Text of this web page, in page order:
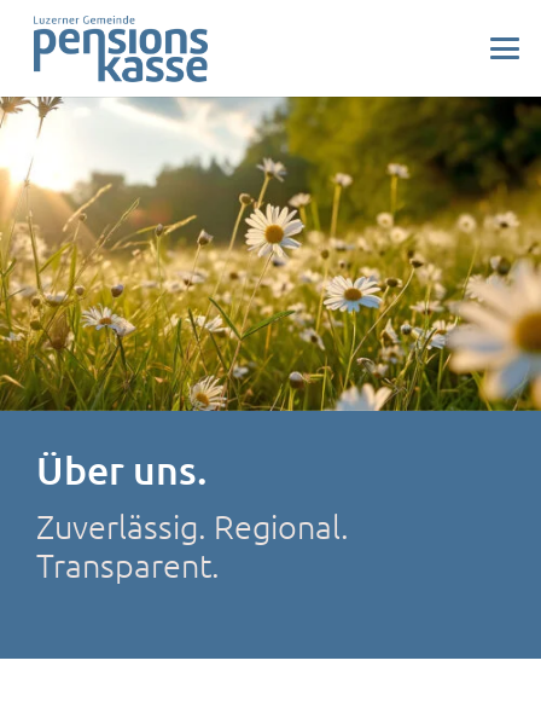
Über uns.
Zuverlässig. Regional.
Transparent.